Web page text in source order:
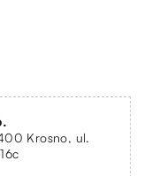
Krosno, ul.